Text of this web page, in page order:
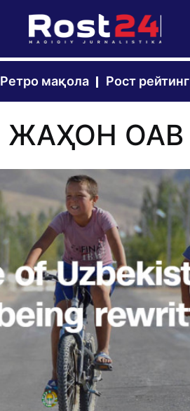
Ретро мақола Рост рейтинг
ЖАҲОН ОАВ